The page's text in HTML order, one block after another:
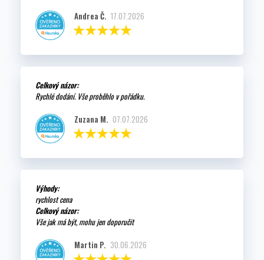
Andrea Č. 17.07.2026
Celkový názor:
Rychlé dodání. Vše proběhlo v pořádku.
Zuzana M. 07.07.2026
Výhody:
rychlost cena
Celkový názor:
Vše jak má být, mohu jen doporučit
Martin P. 30.06.2026